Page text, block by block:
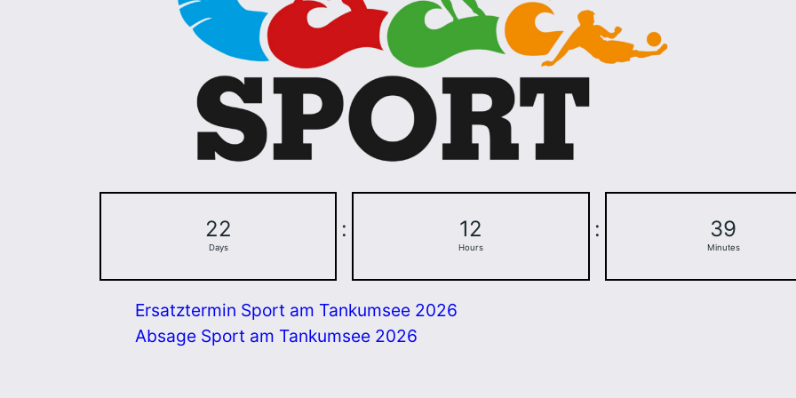
22
Days
: 12
Hours
: 39
Minutes
Ersatztermin Sport am Tankumsee 2026
Absage Sport am Tankumsee 2026